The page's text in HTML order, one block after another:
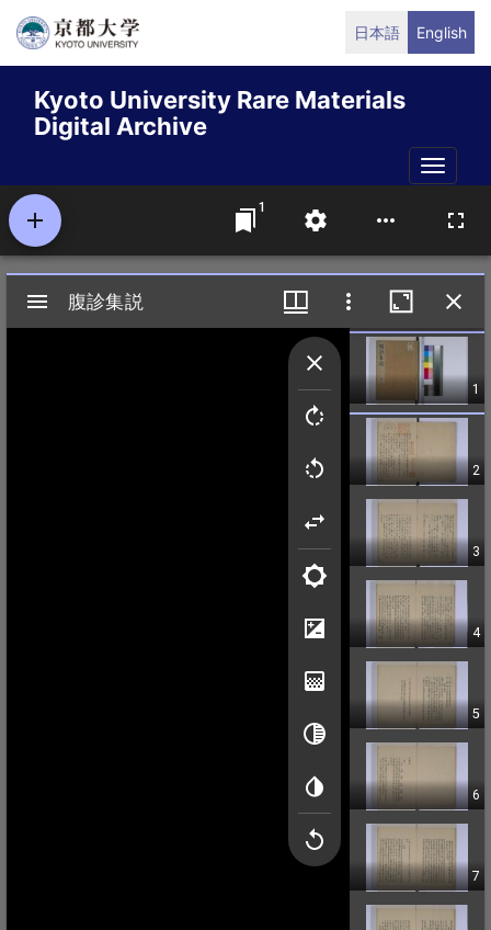
Skip
content
日本語 English
Kyoto University Rare Materials
Digital Archive
Toggle